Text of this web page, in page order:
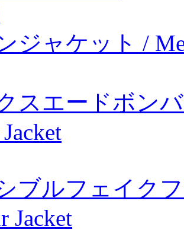
ジャケット /
スエードボン
ブルフェイク
Jacket